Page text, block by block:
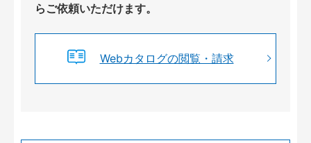
らご依頼いただけます。
Webカタログの閲覧・請求